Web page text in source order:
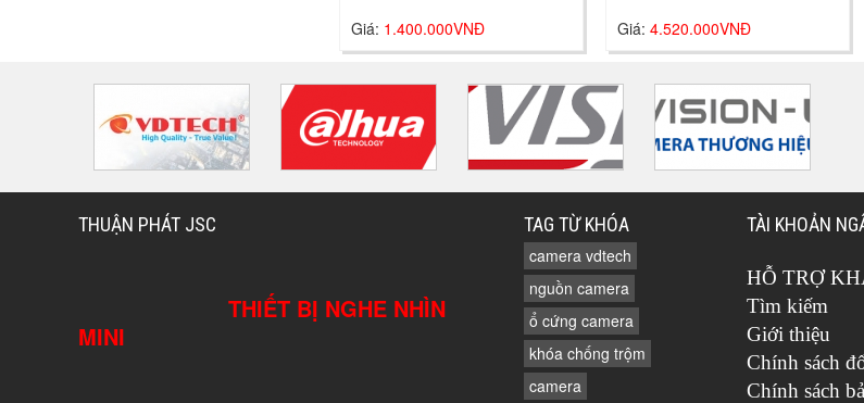
Giá: 1.400.000VNĐ Giá: 4.520.000VNĐ
THUẬN PHÁT JSC
THIẾT BỊ NGHE NHÌN
MINI
TAG TỪ KHÓA
camera vdtech
nguồn camera
ổ cứng camera
khóa chống trộm
camera
TÀI KHOẢN
HỖ TRỢ
Tìm kiếm
Giới thiệu
Chính sách
Chính sách